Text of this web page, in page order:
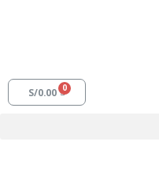
S/0.00